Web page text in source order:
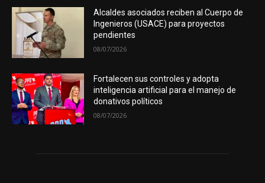
Alcaldes asociados reciben al Cuerpo de
Ingenieros (USACE) para proyectos
pendientes
08/07/2026
Fortalecen sus controles y adopta
inteligencia artificial para el manejo de
donativos políticos
08/07/2026